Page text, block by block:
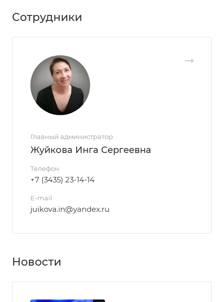
Сотрудники
Главный администратор
Жуйкова Инга Сергеевна
Телефон
+7 (3435) 23-14-14
E-mail
juikova.in@yandex.ru
Новости